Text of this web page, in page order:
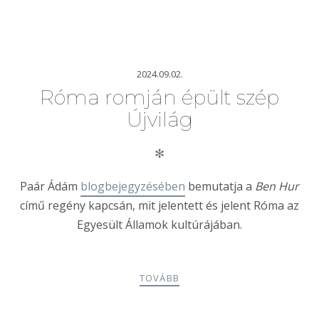
2024.09.02.
Róma romján épült szép
Újvilág
✻
Paár Ádám blogbejegyzésében bemutatja a Ben Hur
című regény kapcsán, mit jelentett és jelent Róma az
Egyesült Államok kultúrájában.
TOVÁBB